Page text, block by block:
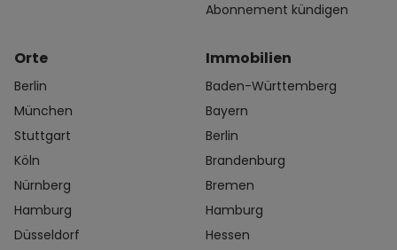
Abonnement kündigen
Orte
Berlin
München
Stuttgart
Köln
Nürnberg
Hamburg
Düsseldorf
Immobilien
Baden-Württemberg
Bayern
Berlin
Brandenburg
Bremen
Hamburg
Hessen